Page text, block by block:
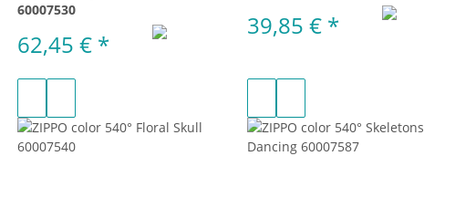
60007530
62,45 € *
39,85 € *